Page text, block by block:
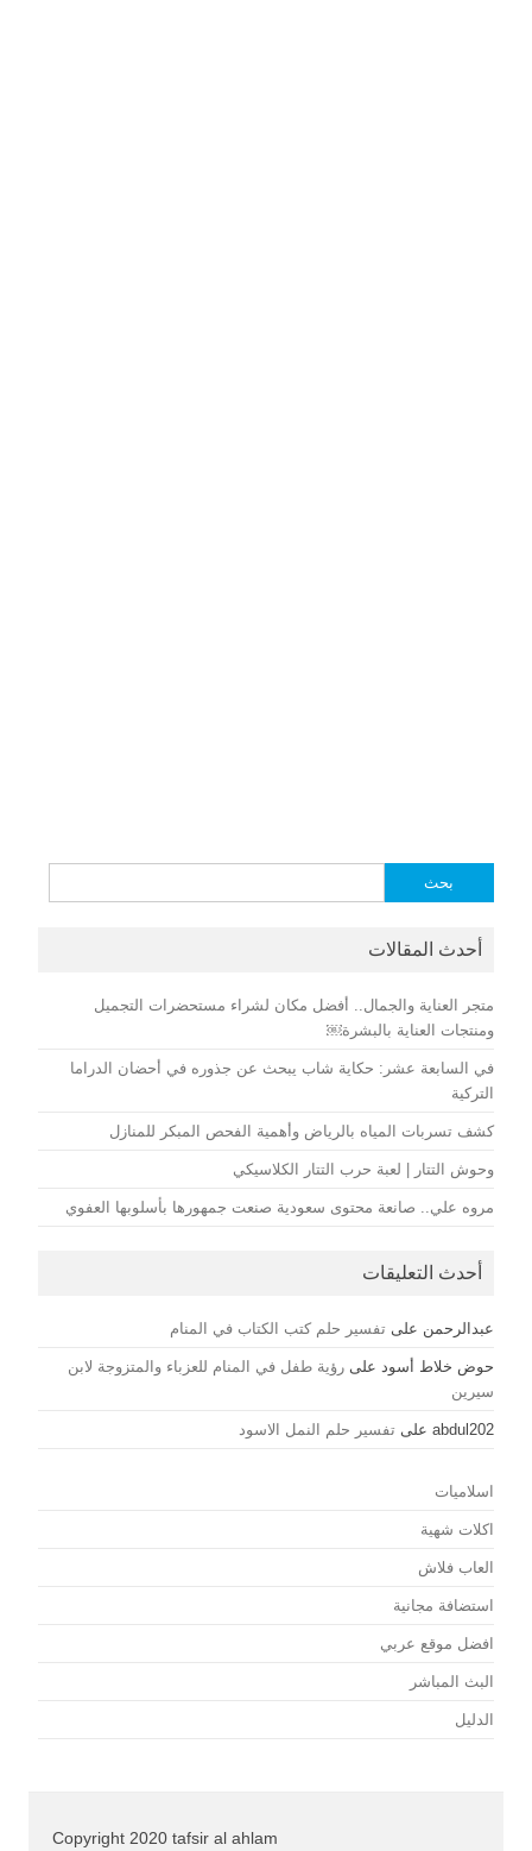
عن:
أحدث المقالات
متجر العناية والجمال.. أفضل مكان لشراء مستحضرات التجميل
ومنتجات العناية بالبشرة￼
في السابعة عشر: حكاية شاب يبحث عن جذوره في أحضان الدراما
التركية
كشف تسربات المياه بالرياض وأهمية الفحص المبكر للمنازل
وحوش التتار | لعبة حرب التتار الكلاسيكي
مروه علي.. صانعة محتوى سعودية صنعت جمهورها بأسلوبها العفوي
أحدث التعليقات
عبدالرحمن على تفسير حلم كتب الكتاب في المنام
حوض خلاط أسود على رؤية طفل في المنام للعزباء والمتزوجة لابن
سيرين
abdul202 على تفسير حلم النمل الاسود
اسلاميات
اكلات شهية
العاب فلاش
استضافة مجانية
افضل موقع عربي
البث المباشر
الدليل
Copyright 2020 tafsir al ahlam